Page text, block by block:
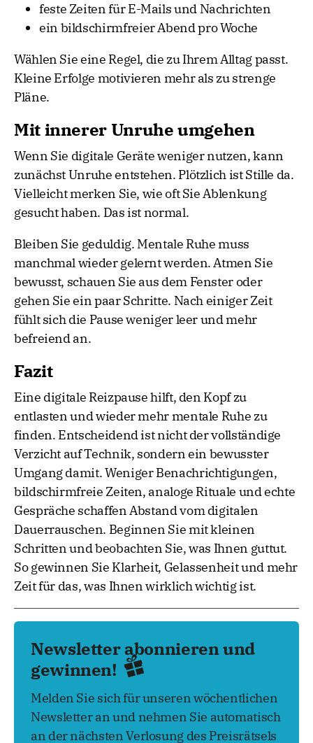
feste Zeiten für E-Mails und Nachrichten
ein bildschirmfreier Abend pro Woche
Wählen Sie eine Regel, die zu Ihrem Alltag passt.
Kleine Erfolge motivieren mehr als zu strenge
Pläne.
Mit innerer Unruhe umgehen
Wenn Sie digitale Geräte weniger nutzen, kann
zunächst Unruhe entstehen. Plötzlich ist Stille da.
Vielleicht merken Sie, wie oft Sie Ablenkung
gesucht haben. Das ist normal.
Bleiben Sie geduldig. Mentale Ruhe muss
manchmal wieder gelernt werden. Atmen Sie
bewusst, schauen Sie aus dem Fenster oder
gehen Sie ein paar Schritte. Nach einiger Zeit
fühlt sich die Pause weniger leer und mehr
befreiend an.
Fazit
Eine digitale Reizpause hilft, den Kopf zu
entlasten und wieder mehr mentale Ruhe zu
finden. Entscheidend ist nicht der vollständige
Verzicht auf Technik, sondern ein bewusster
Umgang damit. Weniger Benachrichtigungen,
bildschirmfreie Zeiten, analoge Rituale und echte
Gespräche schaffen Abstand vom digitalen
Dauerrauschen. Beginnen Sie mit kleinen
Schritten und beobachten Sie, was Ihnen guttut.
So gewinnen Sie Klarheit, Gelassenheit und mehr
Zeit für das, was Ihnen wirklich wichtig ist.
Newsletter abonnieren und
gewinnen!
Melden Sie sich für unseren wöchentlichen
Newsletter an und nehmen Sie automatisch
an der nächsten Verlosung des Preisrätsels